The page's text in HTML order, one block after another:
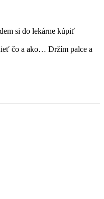
si do lekárne kúpiť
čo a ako… Držím palce a